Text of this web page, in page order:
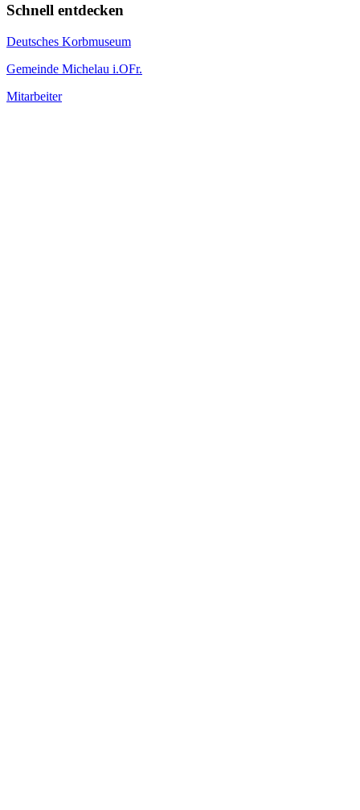
Schnell entdecken
Deutsches Korbmuseum
Gemeinde Michelau i.OFr.
Mitarbeiter